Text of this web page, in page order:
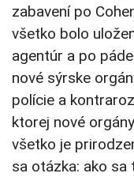
zabavení po
všetko bolo
agentúr a po
nové sýrske
polície a
ktorej nové
všetko je
sa otázka: ako